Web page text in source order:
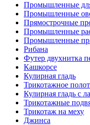
Промышленные
Промышленные
Прямострочные
Промышленные
Промышленные
Рибана
Футер двухнитка
Кашкорсе
Кулирная гладь
Трикотажное
Кулирная гладь с
Трикотажные
Трикотаж на меху
Джинса